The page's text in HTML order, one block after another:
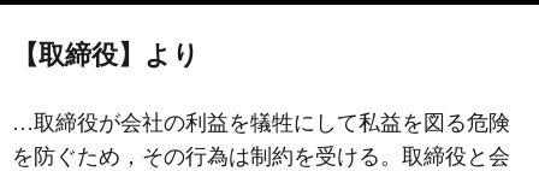
【取締役】より
…取締役が会社の利益を犠牲にして私益を図る危険
を防ぐため，その行為は制約を受ける。取締役と会